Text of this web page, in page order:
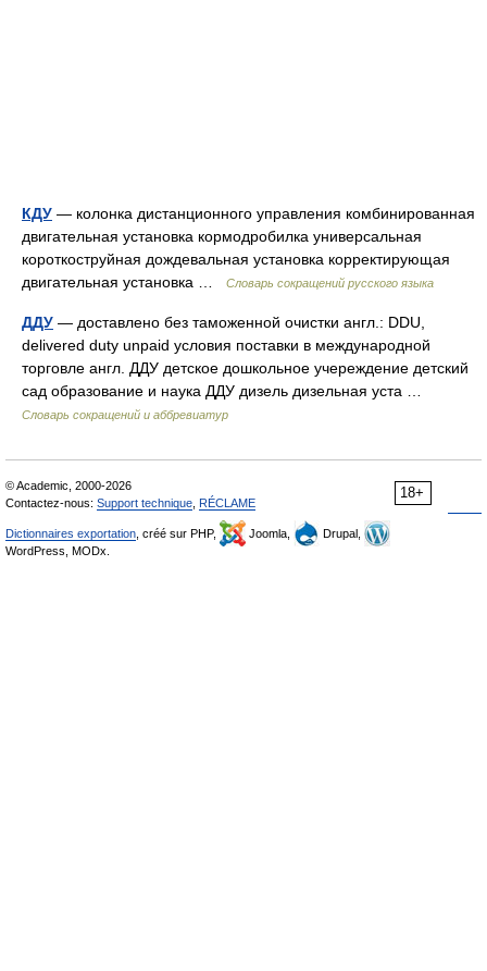
КДУ — колонка дистанционного управления комбинированная
двигательная установка кормодробилка универсальная
короткоструйная дождевальная установка корректирующая
двигательная установка …
Словарь сокращений русского языка
ДДУ — доставлено без таможенной очистки англ.: DDU,
delivered duty unpaid условия поставки в международной
торговле англ. ДДУ детское дошкольное учереждение детский
сад образование и наука ДДУ дизель дизельная уста …
Словарь сокращений и аббревиатур
18+
© Academic, 2000-2026
Contactez-nous: Support technique RÉCLAME
Dictionnaires exportation , créé sur PHP, Joomla,
Drupal,
WordPress, MODx.